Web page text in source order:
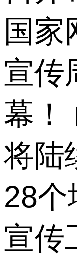
国家
宣传
幕！
将陆
28个
宣传